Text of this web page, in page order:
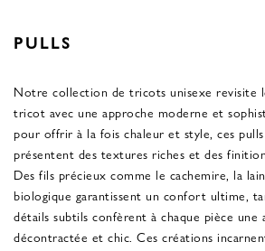
PULLS
Notre collection de tricots unisexe revisite
tricot avec une approche moderne et
pour offrir à la fois chaleur et style, ces
présentent des textures riches et des
Des fils précieux comme le cachemire, la
biologique garantissent un confort ultime,
détails subtils confèrent à chaque pièce une
décontractée et chic. Ces créations